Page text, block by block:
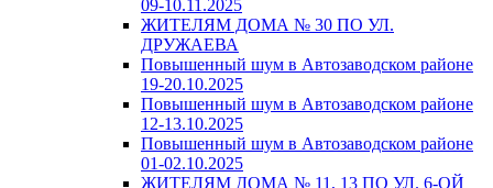
09-10.11.2025
ЖИТЕЛЯМ ДОМА № 30 ПО УЛ.
ДРУЖАЕВА
Повышенный шум в Автозаводском районе
19-20.10.2025
Повышенный шум в Автозаводском районе
12-13.10.2025
Повышенный шум в Автозаводском районе
01-02.10.2025
ЖИТЕЛЯМ ДОМА № 11, 13 ПО УЛ. 6-ОЙ